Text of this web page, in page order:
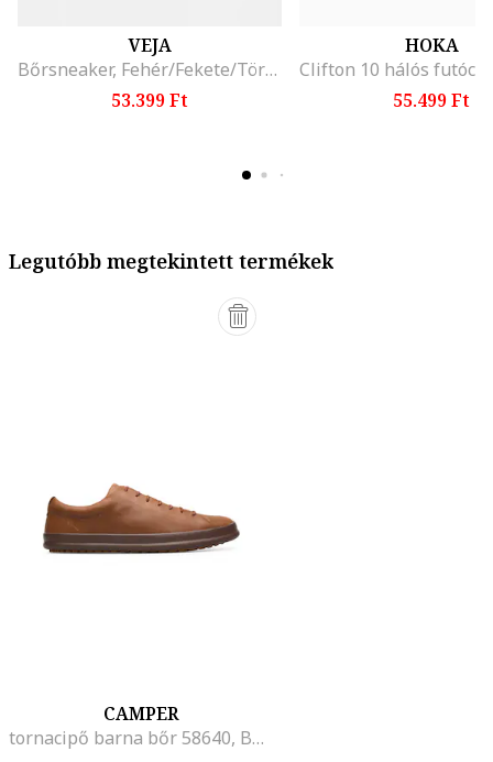
VEJA
Bőrsneaker, Fehér/Fekete/Törtfehér
53.399 Ft
HOKA
55.499 Ft
Legutóbb megtekintett termékek
CAMPER
tornacipő barna bőr 58640, Barna